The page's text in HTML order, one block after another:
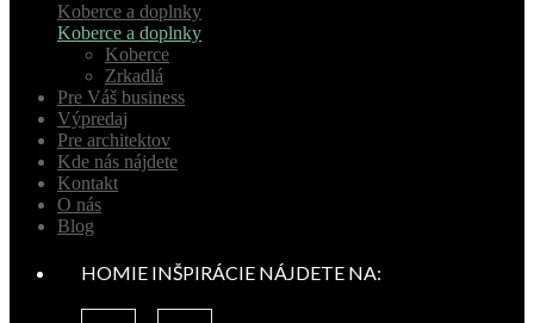
Koberce a doplnky
Koberce a doplnky
Koberce
Zrkadlá
Pre Váš business
Výpredaj
Pre architektov
Kde nás nájdete
Kontakt
O nás
Blog
HOMIE INŠPIRÁCIE NÁJDETE NA: